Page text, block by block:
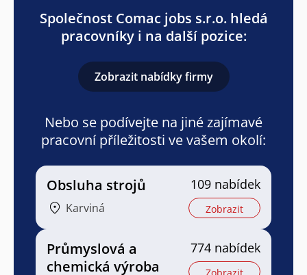
Společnost Comac jobs s.r.o. hledá
pracovníky i na další pozice:
Zobrazit nabídky firmy
Nebo se podívejte na jiné zajímavé
pracovní příležitosti ve vašem okolí:
Obsluha strojů
Karviná
109 nabídek
Zobrazit
Průmyslová a
chemická výroba
774 nabídek